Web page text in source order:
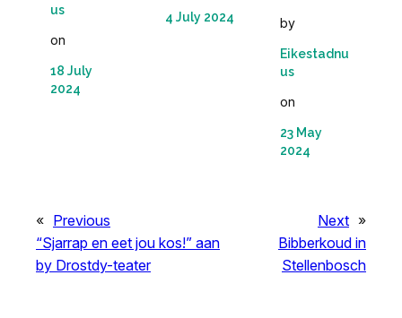
us
on
18 July
2024
4 July 2024 by
Eikestadnu
us
on
23 May
2024
« Previous
“Sjarrap en eet jou kos!” aan
by Drostdy-teater
Next »
Bibberkoud in
Stellenbosch